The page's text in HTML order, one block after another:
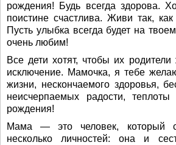
рождения! Будь всегда здорова.
поистине счастлива. Живи так,
Пусть улыбка всегда будет на
очень любим!
Все дети хотят, чтобы их
исключение. Мамочка, я тебе
жизни, нескончаемого здоровья,
неисчерпаемых радости,
рождения!
Мама — это человек, который
несколько личностей: она и